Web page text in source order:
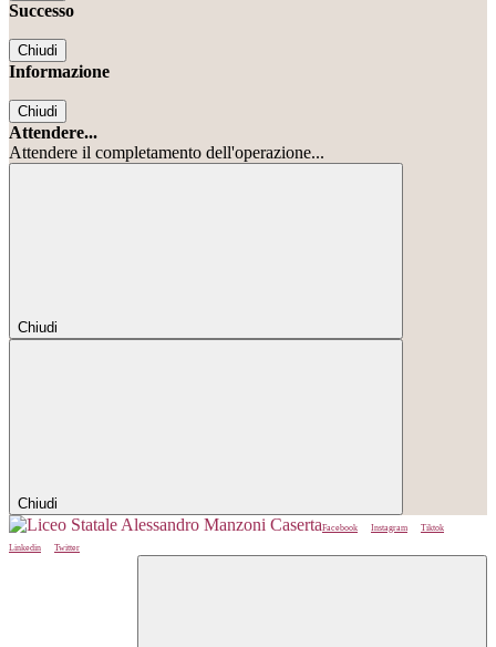
Successo
Chiudi
Informazione
Chiudi
Attendere...
Attendere il completamento dell'operazione...
Chiudi
Chiudi
Facebook Instagram
Tiktok
Linkedin
Twitter